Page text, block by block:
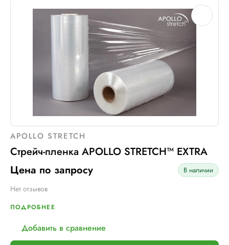
APOLLO STRETCH
Стрейч-пленка APOLLO STRETCH™ EXTRA
Цена по запросу
В наличии
Нет отзывов
ПОДРОБНЕЕ
Добавить в сравнение